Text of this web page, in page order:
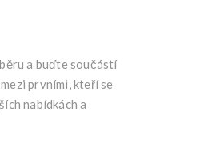
a buďte součástí
prvními, kteří se
nabídkách a